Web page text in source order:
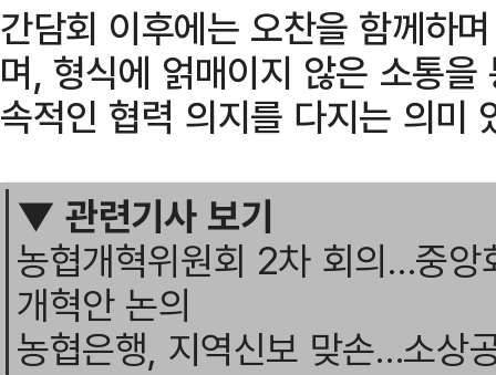
간담회 이후에는 오찬을 함께하
며, 형식에 얽매이지 않은 소통
속적인 협력 의지를 다지는 의미
▼ 관련기사 보기
농협개혁위원회 2차 회의…중앙
개혁안 논의
농협은행, 지역신보 맞손…소상